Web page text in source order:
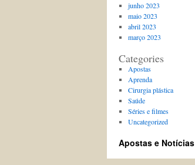
junho 2023
maio 2023
abril 2023
março 2023
Categories
Apostas
Aprenda
Cirurgia plástica
Saúde
Séries e filmes
Uncategorized
Apostas e Notícias